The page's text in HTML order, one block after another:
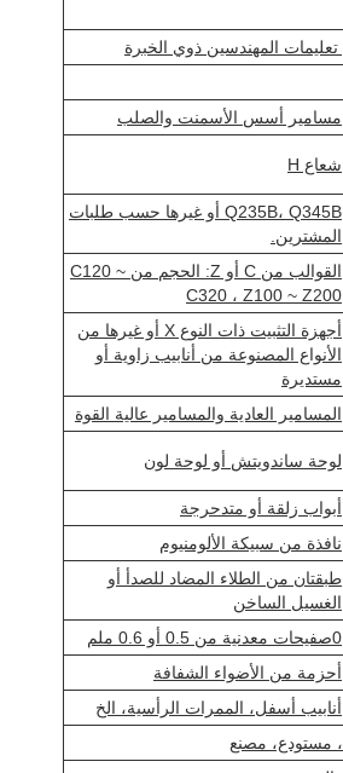
مسامير أسس الأسمنت والصلب
شعاع H
Q235B، Q345B أو غيرها حسب طلبات
المشترين.
القوالب من C أو Z: الحجم من C120 ~
C320 ، Z100 ~ Z200
أجهزة التثبيت ذات النوع X أو غيرها من
الأنواع المصنوعة من أنابيب زاوية أو
مستديرة
المسامير العادية والمسامير عالية القوة
لوحة ساندويتش أو لوحة لون
أبواب زلقة أو متدحرجة
نافذة من سبيكة الألومنيوم
طبقتان من الطلاء المضاد للصدأ أو
الغسيل الساخن
0صفيحات معدنية من 0.5 أو 0.6 ملم
أحزمة من الأضواء الشفافة
أنابيب أسفل، الممرات الرأسية، الخ